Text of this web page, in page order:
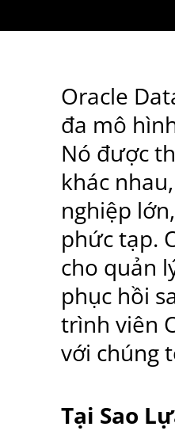
Oracle
đa mô
Nó được
khác
nghiệp
phức tạp.
cho quản
phục hồi
trình viên
với chúng
Tại Sao